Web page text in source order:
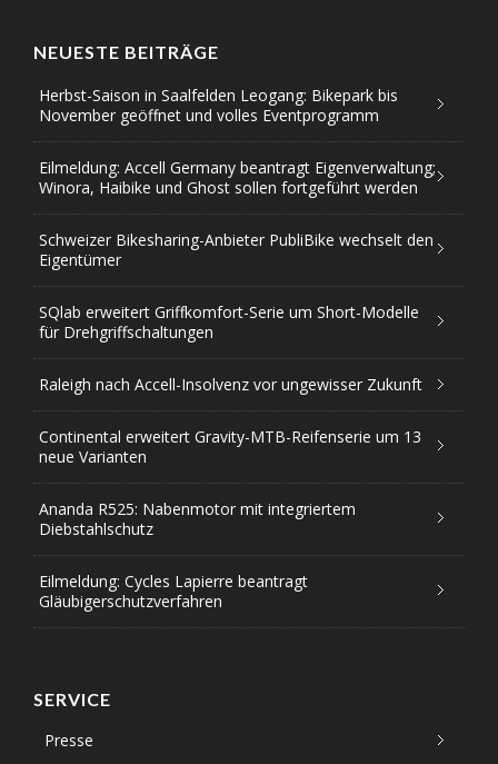
NEUESTE BEITRÄGE
Herbst-Saison in Saalfelden Leogang: Bikepark bis
November geöffnet und volles Eventprogramm
Eilmeldung: Accell Germany beantragt Eigenverwaltung;
Winora, Haibike und Ghost sollen fortgeführt werden
Schweizer Bikesharing-Anbieter PubliBike wechselt den
Eigentümer
SQlab erweitert Griffkomfort-Serie um Short-Modelle
für Drehgriffschaltungen
Raleigh nach Accell-Insolvenz vor ungewisser Zukunft
Continental erweitert Gravity-MTB-Reifenserie um 13
neue Varianten
Ananda R525: Nabenmotor mit integriertem
Diebstahlschutz
Eilmeldung: Cycles Lapierre beantragt
Gläubigerschutzverfahren
SERVICE
Presse